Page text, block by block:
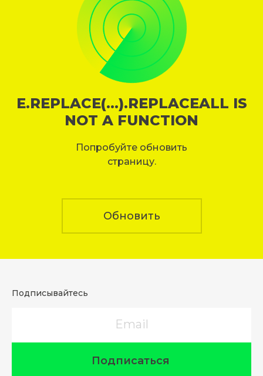
E.REPLACE(...).REPLACEALL IS
NOT A FUNCTION
Попробуйте обновить
страницу.
Обновить
Подписывайтесь
Подписаться